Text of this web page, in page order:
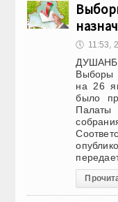
🕔 11:53,
Выборы
на 26
было
Палаты